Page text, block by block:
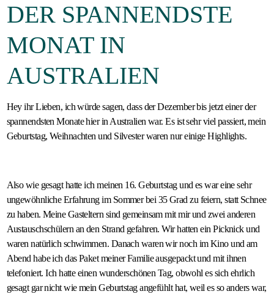
DER SPANNENDSTE
MONAT IN
AUSTRALIEN
Hey ihr Lieben, ich würde sagen, dass der Dezember bis jetzt einer der
spannendsten Monate hier in Australien war. Es ist sehr viel passiert, mein
Geburtstag, Weihnachten und Silvester waren nur einige Highlights.
Also wie gesagt hatte ich meinen 16. Geburtstag und es war eine sehr
ungewöhnliche Erfahrung im Sommer bei 35 Grad zu feiern, statt Schnee
zu haben. Meine Gasteltern sind gemeinsam mit mir und zwei anderen
Austauschschülern an den Strand gefahren. Wir hatten ein Picknick und
waren natürlich schwimmen. Danach waren wir noch im Kino und am
Abend habe ich das Paket meiner Familie ausgepackt und mit ihnen
telefoniert. Ich hatte einen wunderschönen Tag, obwohl es sich ehrlich
gesagt gar nicht wie mein Geburtstag angefühlt hat, weil es so anders war,